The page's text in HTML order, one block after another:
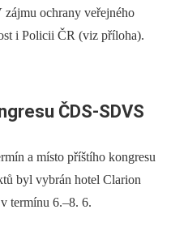
ochrany veřejného
i Policii ČR (viz příloha).
ČDS-SDVS
a místo příštího kongresu
byl vybrán hotel Clarion
termínu 6.–8. 6.